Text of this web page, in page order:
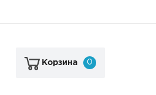
Корзина 0